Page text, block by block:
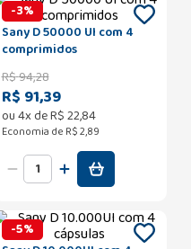
-3%
Sany D 50000 UI com 4
comprimidos
R$94,28
R$ 91,39
ou4x deR$22,84
Economia de R$ 2,89
-5%